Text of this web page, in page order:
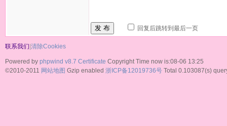
发 布 回复后跳转到最后一页
联系我们|清除Cookies
Powered by phpwind v8.7 Certificate Copyright Time now is:08-06 13:25
©2010-2011 网站地图 Gzip enabled 浙ICP备12019736号 Total 0.103087(s)